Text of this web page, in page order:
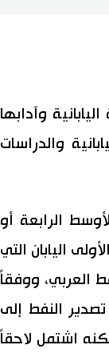
وآدابها
والدراسات
حرب الشرق الأوسط الرابعة أو
اليابان التي
العربي، ووفقاً
النفط إلى
اشتمل لاحقاً